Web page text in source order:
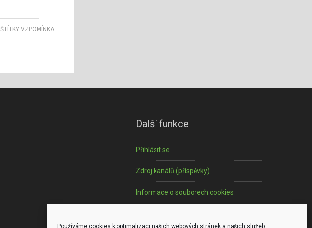
Používáme cookies k optimalizaci našich webových stránek a našich služeb.
ŠTÍTKY:VZPOMÍNKA
Další funkce
Přihlásit se
Zdroj kanálů (příspěvky)
Informace o souborech cookies